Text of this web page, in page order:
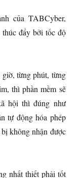
của TABCyber,
đẩy bởi tốc độ
từng phút, từng
thì phần mềm sẽ
hội thì đúng như
tự động hóa phép
không nhận được
nhất thiết phải tốt